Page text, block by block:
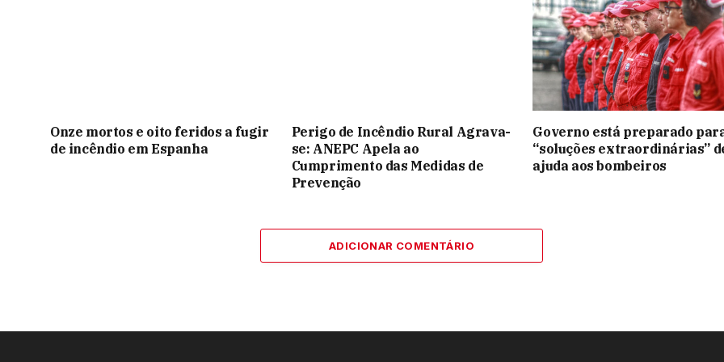
Onze mortos e oito feridos a fugir
de incêndio em Espanha
Perigo de Incêndio Rural Agrava-
se: ANEPC Apela ao
Cumprimento das Medidas de
Prevenção
Governo está preparado
“soluções extraordinárias”
ajuda aos bombeiros
ADICIONAR COMENTÁRIO